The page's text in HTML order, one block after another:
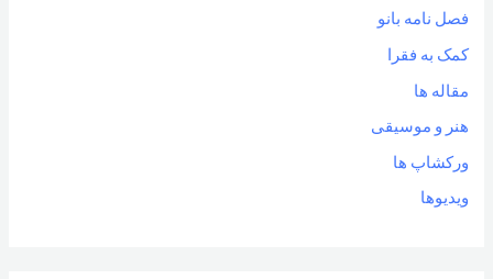
فصل نامه بانو
کمک به فقرا
مقاله ها
هنر و موسیقی
ورکشاپ ها
ویدیوها